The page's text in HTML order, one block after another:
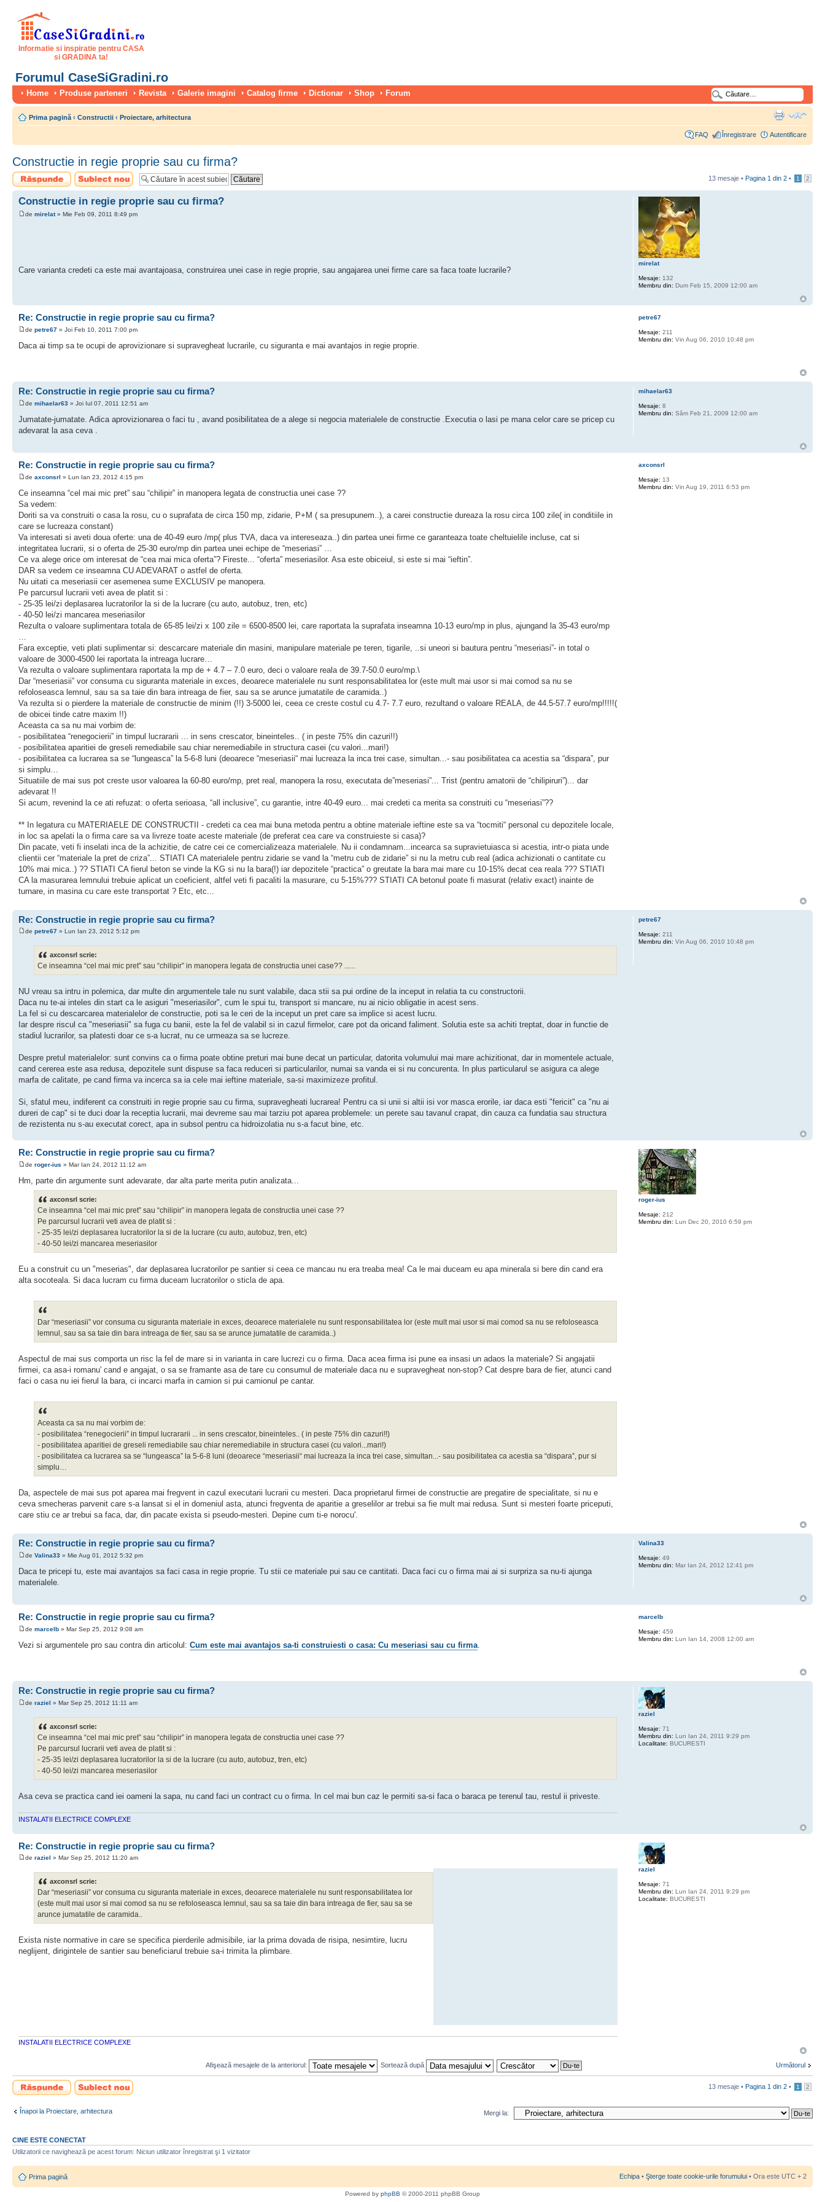
Informatie si inspiratie pentru CASA
si GRADINA ta!
Forumul CaseSiGradini.ro
Home Produse parteneri Revista Galerie imagini Catalog firme Dictionar Shop Forum
Prima pagină ‹ Constructii ‹ Proiectare, arhitectura
FAQ Înregistrare Autentificare
Constructie in regie proprie sau cu firma?
Scrie un răspuns
Scrie un subiect
nou
13 mesaje • Pagina 1 din 2 • 1 2
Constructie in regie proprie sau cu firma?
de mirelat» Mie Feb 09, 2011 8:49 pm
Care varianta credeti ca este mai avantajoasa, construirea unei case in regie proprie, sau angajarea unei firme care sa faca toate lucrarile?
mirelat
Mesaje: 132
Membru din: Dum Feb 15, 2009 12:00 am
Re: Constructie in regie proprie sau cu firma?
de petre67 » Joi Feb 10, 2011 7:00 pm
Daca ai timp sa te ocupi de aprovizionare si supravegheat lucrarile, cu siguranta e mai avantajos in regie proprie.
petre67
Mesaje: 211
Membru din: Vin Aug 06, 2010 10:48 pm
Re: Constructie in regie proprie sau cu firma?
de mihaelar63 » Joi Iul 07, 2011 12:51 am
Jumatate-jumatate. Adica aprovizionarea o faci tu , avand posibilitatea de a alege si negocia materialele de constructie .Executia o lasi pe mana celor care se pricep cu
adevarat la asa ceva .
mihaelar63
Mesaje: 8
Membru din: Sâm Feb 21, 2009 12:00 am
Re: Constructie in regie proprie sau cu firma?
de axconsrl » Lun Ian 23, 2012 4:15 pm
Ce inseamna “cel mai mic pret” sau “chilipir” in manopera legata de constructia unei case ??
Sa vedem:
Doriti sa va construiti o casa la rosu, cu o suprafata de circa 150 mp, zidarie, P+M ( sa presupunem..), a carei constructie dureaza la rosu circa 100 zile( in conditiile in
care se lucreaza constant)
Va interesati si aveti doua oferte: una de 40-49 euro /mp( plus TVA, daca va intereseaza..) din partea unei firme ce garanteaza toate cheltuielile incluse, cat si
integritatea lucrarii, si o oferta de 25-30 euro/mp din partea unei echipe de “meseriasi” …
Ce va alege orice om interesat de “cea mai mica oferta”? Fireste... “oferta” meseriasilor. Asa este obiceiul, si este si mai “ieftin”.
DAR sa vedem ce inseamna CU ADEVARAT o astfel de oferta.
Nu uitati ca meseriasii cer asemenea sume EXCLUSIV pe manopera.
Pe parcursul lucrarii veti avea de platit si :
- 25-35 lei/zi deplasarea lucratorilor la si de la lucrare (cu auto, autobuz, tren, etc)
- 40-50 lei/zi mancarea meseriasilor
Rezulta o valoare suplimentara totala de 65-85 lei/zi x 100 zile = 6500-8500 lei, care raportata la suprafata inseamna 10-13 euro/mp in plus, ajungand la 35-43 euro/mp
Fara exceptie, veti plati suplimentar si: descarcare materiale din masini, manipulare materiale pe teren, tigarile, ..si uneori si bautura pentru “meseriasi”- in total o
valoare de 3000-4500 lei raportata la intreaga lucrare…
Va rezulta o valoare suplimentara raportata la mp de + 4.7 – 7.0 euro, deci o valoare reala de 39.7-50.0 euro/mp.\
Dar “meseriasii” vor consuma cu siguranta materiale in exces, deoarece materialele nu sunt responsabilitatea lor (este mult mai usor si mai comod sa nu se
refoloseasca lemnul, sau sa sa taie din bara intreaga de fier, sau sa se arunce jumatatile de caramida..)
Va rezulta si o pierdere la materiale de constructie de minim (!!) 3-5000 lei, ceea ce creste costul cu 4.7- 7.7 euro, rezultand o valoare REALA, de 44.5-57.7 euro/mp!!!!!(
de obicei tinde catre maxim !!)
Aceasta ca sa nu mai vorbim de:
- posibilitatea “renegocierii” in timpul lucrararii ... in sens crescator, bineinteles.. ( in peste 75% din cazuri!!)
- posibilitatea aparitiei de greseli remediabile sau chiar neremediabile in structura casei (cu valori...mari!)
- posibilitatea ca lucrarea sa se “lungeasca” la 5-6-8 luni (deoarece “meseriasii“ mai lucreaza la inca trei case, simultan...- sau posibilitatea ca acestia sa “dispara”, pur
si simplu…
Situatiile de mai sus pot creste usor valoarea la 60-80 euro/mp, pret real, manopera la rosu, executata de”meseriasi”... Trist (pentru amatorii de “chilipiruri”)... dar
adevarat !!
Si acum, revenind la ce ati refuzat: o oferta serioasa, “all inclusive”, cu garantie, intre 40-49 euro... mai credeti ca merita sa construiti cu “meseriasi”??
** In legatura cu MATERIAELE DE CONSTRUCTII - credeti ca cea mai buna metoda pentru a obtine materiale ieftine este sa va “tocmiti“ personal cu depozitele locale,
in loc sa apelati la o firma care sa va livreze toate aceste materiale (de preferat cea care va construieste si casa)?
Din pacate, veti fi inselati inca de la achizitie, de catre cei ce comercializeaza materialele. Nu ii condamnam...incearca sa supravietuiasca si acestia, intr-o piata unde
clientii cer “materiale la pret de criza”... STIATI CA materialele pentru zidarie se vand la “metru cub de zidarie” si nu la metru cub real (adica achizionati o cantitate cu
10% mai mica..) ?? STIATI CA fierul beton se vinde la KG si nu la bara(!) iar depozitele “practica” o greutate la bara mai mare cu 10-15% decat cea reala ??? STIATI
CA la masurarea lemnului trebuie aplicat un coeficient, altfel veti fi pacaliti la masurare, cu 5-15%??? STIATI CA betonul poate fi masurat (relativ exact) inainte de
turnare, in masina cu care este transportat ? Etc, etc...
axconsrl
Mesaje: 13
Membru din: Vin Aug 19, 2011 6:53 pm
Re: Constructie in regie proprie sau cu firma?
de petre67 » Lun Ian 23, 2012 5:12 pm
axconsrl scrie:
Ce inseamna “cel mai mic pret” sau “chilipir” in manopera legata de constructia unei case?? ......
NU vreau sa intru in polemica, dar multe din argumentele tale nu sunt valabile, daca stii sa pui ordine de la inceput in relatia ta cu constructorii.
Daca nu te-ai inteles din start ca le asiguri "meseriasilor", cum le spui tu, transport si mancare, nu ai nicio obligatie in acest sens.
La fel si cu descarcarea materialelor de constructie, poti sa le ceri de la inceput un pret care sa implice si acest lucru.
Iar despre riscul ca "meseriasii" sa fuga cu banii, este la fel de valabil si in cazul firmelor, care pot da oricand faliment. Solutia este sa achiti treptat, doar in functie de
stadiul lucrarilor, sa platesti doar ce s-a lucrat, nu ce urmeaza sa se lucreze.
Despre pretul materialelor: sunt convins ca o firma poate obtine preturi mai bune decat un particular, datorita volumului mai mare achizitionat, dar in momentele actuale,
cand cererea este asa redusa, depozitele sunt dispuse sa faca reduceri si particularilor, numai sa vanda ei si nu concurenta. In plus particularul se asigura ca alege
marfa de calitate, pe cand firma va incerca sa ia cele mai ieftine materiale, sa-si maximizeze profitul.
Si, sfatul meu, indiferent ca construiti in regie proprie sau cu firma, supravegheati lucrarea! Pentru ca si unii si altii isi vor masca erorile, iar daca esti "fericit" ca "nu ai
dureri de cap" si te duci doar la receptia lucrarii, mai devreme sau mai tarziu pot aparea problemele: un perete sau tavanul crapat, din cauza ca fundatia sau structura
de rezistenta nu s-au executat corect, apa in subsol pentru ca hidroizolatia nu s-a facut bine, etc.
petre67
Mesaje: 211
Membru din: Vin Aug 06, 2010 10:48 pm
Re: Constructie in regie proprie sau cu firma?
de roger-ius » Mar Ian 24, 2012 11:12 am
Hm, parte din argumente sunt adevarate, dar alta parte merita putin analizata...
axconsrl scrie:
Ce inseamna “cel mai mic pret” sau “chilipir” in manopera legata de constructia unei case ??
Pe parcursul lucrarii veti avea de platit si :
- 25-35 lei/zi deplasarea lucratorilor la si de la lucrare (cu auto, autobuz, tren, etc)
- 40-50 lei/zi mancarea meseriasilor
Eu a construit cu un "meserias", dar deplasarea lucratorilor pe santier si ceea ce mancau nu era treaba mea! Ca le mai duceam eu apa minerala si bere din cand era
alta socoteala. Si daca lucram cu firma duceam lucratorilor o sticla de apa.
Dar “meseriasii” vor consuma cu siguranta materiale in exces, deoarece materialele nu sunt responsabilitatea lor (este mult mai usor si mai comod sa nu se refoloseasca
lemnul, sau sa sa taie din bara intreaga de fier, sau sa se arunce jumatatile de caramida..)
Aspectul de mai sus comporta un risc la fel de mare si in varianta in care lucrezi cu o firma. Daca acea firma isi pune ea insasi un adaos la materiale? Si angajatii
firmei, ca asa-i romanu' cand e angajat, o sa se framante asa de tare cu consumul de materiale daca nu e supravegheat non-stop? Cat despre bara de fier, atunci cand
faci o casa nu iei fierul la bara, ci incarci marfa in camion si pui camionul pe cantar.
Aceasta ca sa nu mai vorbim de:
- posibilitatea “renegocierii” in timpul lucrararii ... in sens crescator, bineinteles.. ( in peste 75% din cazuri!!)
- posibilitatea aparitiei de greseli remediabile sau chiar neremediabile in structura casei (cu valori...mari!)
- posibilitatea ca lucrarea sa se “lungeasca” la 5-6-8 luni (deoarece “meseriasii“ mai lucreaza la inca trei case, simultan...- sau posibilitatea ca acestia sa “dispara”, pur si
simplu…
Da, aspectele de mai sus pot aparea mai fregvent in cazul executarii lucrarii cu mesteri. Daca proprietarul firmei de constructie are pregatire de specialitate, si nu e
ceva smecheras parvenit care s-a lansat si el in domeniul asta, atunci fregventa de aparitie a greselilor ar trebui sa fie mult mai redusa. Sunt si mesteri foarte priceputi,
care stiu ce ar trebui sa faca, dar, din pacate exista si pseudo-mesteri. Depine cum ti-e norocu'.
roger-ius
Mesaje: 212
Membru din: Lun Dec 20, 2010 6:59 pm
Re: Constructie in regie proprie sau cu firma?
de Valina33 » Mie Aug 01, 2012 5:32 pm
Daca te pricepi tu, este mai avantajos sa faci casa in regie proprie. Tu stii ce materiale pui sau ce cantitati. Daca faci cu o firma mai ai si surpriza sa nu-ti ajunga
materialele.
Valina33
Mesaje: 49
Membru din: Mar Ian 24, 2012 12:41 pm
Re: Constructie in regie proprie sau cu firma?
de marcelb » Mar Sep 25, 2012 9:08 am
Vezi si argumentele pro sau contra din articolul: Cum este mai avantajos sa-ti construiesti o casa: Cu meseriasi sau cu firma
marcelb
Mesaje: 459
Membru din: Lun Ian 14, 2008 12:00 am
Re: Constructie in regie proprie sau cu firma?
de raziel » Mar Sep 25, 2012 11:11 am
axconsrl scrie:
Ce inseamna “cel mai mic pret” sau “chilipir” in manopera legata de constructia unei case ??
Pe parcursul lucrarii veti avea de platit si :
- 25-35 lei/zi deplasarea lucratorilor la si de la lucrare (cu auto, autobuz, tren, etc)
- 40-50 lei/zi mancarea meseriasilor
Asa ceva se practica cand iei oameni la sapa, nu cand faci un contract cu o firma. In cel mai bun caz le permiti sa-si faca o baraca pe terenul tau, restul ii priveste.
INSTALATII ELECTRICE COMPLEXE
raziel
Mesaje: 71
Membru din: Lun Ian 24, 2011 9:29 pm
Localitate: BUCURESTI
Re: Constructie in regie proprie sau cu firma?
de raziel » Mar Sep 25, 2012 11:20 am
axconsrl scrie:
Dar “meseriasii” vor consuma cu siguranta materiale in exces, deoarece materialele nu sunt responsabilitatea lor
(este mult mai usor si mai comod sa nu se refoloseasca lemnul, sau sa sa taie din bara intreaga de fier, sau sa se
arunce jumatatile de caramida..
Exista niste normative in care se specifica pierderile admisibile, iar la prima dovada de risipa, nesimtire, lucru
neglijent, dirigintele de santier sau beneficiarul trebuie sa-i trimita la plimbare.
INSTALATII ELECTRICE COMPLEXE
raziel
Mesaje: 71
Membru din: Lun Ian 24, 2011 9:29 pm
Localitate: BUCURESTI
Următorul
Afişează mesajele de la anteriorul: Sortează după
Scrie un răspuns
Scrie un subiect
nou
13 mesaje • Pagina 1 din 2 • 1 2
Înapoi la Proiectare, arhitectura Mergi la:
CINE ESTE CONECTAT
Utilizatorii ce navighează pe acest forum: Niciun utilizator înregistrat şi 1 vizitator
Prima pagină Echipa • Şterge toate cookie-urile forumului • Ora este UTC + 2
Powered by phpBB © 2000-2011 phpBB Group